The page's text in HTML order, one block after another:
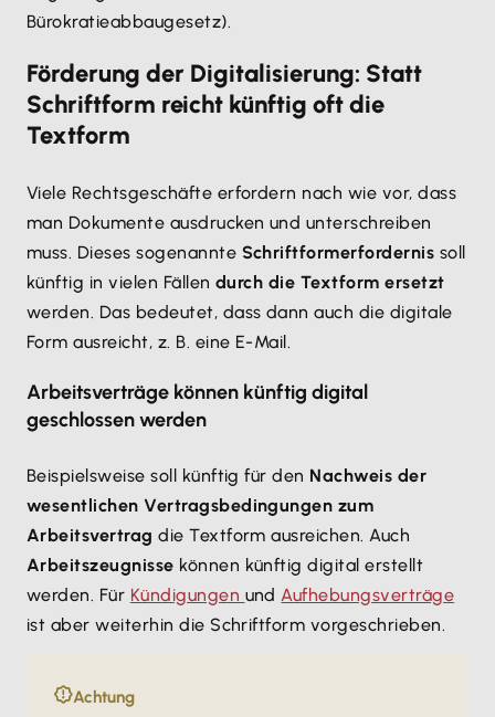
Bürokratieabbaugesetz).
Förderung der Digitalisierung: Statt
Schriftform reicht künftig oft die
Textform
Viele Rechtsgeschäfte erfordern nach wie vor, dass
man Dokumente ausdrucken und unterschreiben
muss. Dieses sogenannte Schriftformerfordernis soll
künftig in vielen Fällen durch die Textform ersetzt
werden. Das bedeutet, dass dann auch die digitale
Form ausreicht, z. B. eine E-Mail.
Arbeitsverträge können künftig digital
geschlossen werden
Beispielsweise soll künftig für den Nachweis der
wesentlichen Vertragsbedingungen zum
Arbeitsvertrag die Textform ausreichen. Auch
Arbeitszeugnisse können künftig digital erstellt
werden. Für Kündigungen undAufhebungsverträge
ist aber weiterhin die Schriftform vorgeschrieben.
Achtung